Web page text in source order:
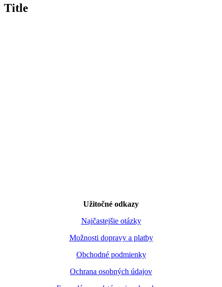
Title
Užitočné odkazy
Najčastejšie otázky
Možnosti dopravy a platby
Obchodné podmienky
Ochrana osobných údajov